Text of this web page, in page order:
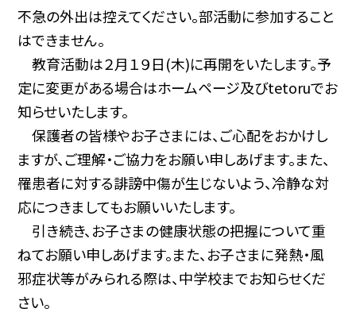
不急の外出は控えてください。部活動に参加すること
はできません。
教育活動は２月１９日(木)に再開をいたします。予
定に変更がある場合はホームページ及びtetoruでお
知らせいたします。
保護者の皆様やお子さまには、ご心配をおかけし
ますが、ご理解・ご協力をお願い申しあげます。また、
罹患者に対する誹謗中傷が生じないよう、冷静な対
応につきましてもお願いいたします。
引き続き、お子さまの健康状態の把握について重
ねてお願い申しあげます。また、お子さまに発熱・風
邪症状等がみられる際は、中学校までお知らせくだ
さい。